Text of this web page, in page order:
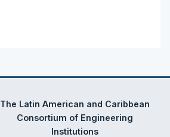
The Latin American and Caribbean
Consortium of Engineering
Institutions